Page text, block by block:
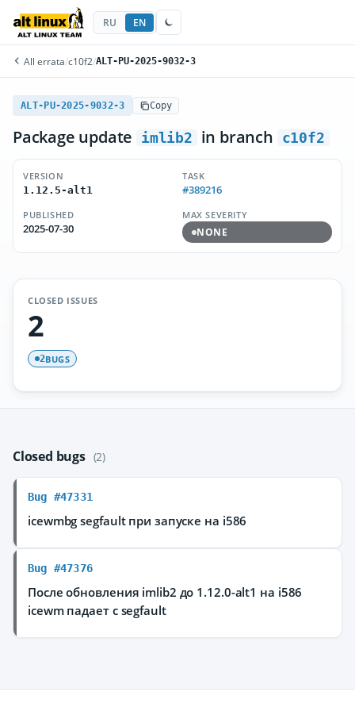
RU EN
All errata/c10f2/ALT-PU-2025-9032-3
ALT-PU-2025-9032-3 Copy
Package update imlib2 in branch c10f2
VERSION
1.12.5-alt1
TASK
#389216
PUBLISHED
2025-07-30
MAX SEVERITY
NONE
CLOSED ISSUES
2
2BUGS
Closed bugs (2)
Bug #47331
icewmbg segfault при запуске на i586
Bug #47376
После обновления imlib2 до 1.12.0-alt1 на i586
icewm падает с segfault